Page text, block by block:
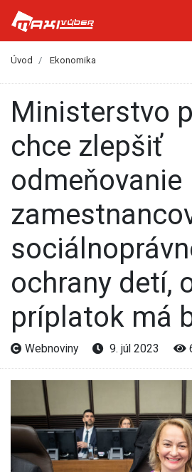
Úvod Ekonomika
Ministerstvo práce
chce zlepšiť
odmeňovanie
ochrany detí,
príplatok má
Webnoviny 9. júl 2023